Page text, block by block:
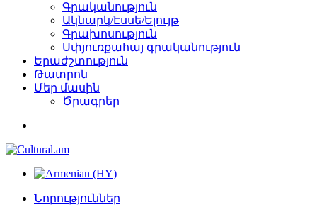
Գրականություն
Ակնարկ/Էսսե/Ելույթ
Գրախոսություն
Սփյուռքահայ գրականություն
Երաժշտություն
Թատրոն
Մեր մասին
Ծրագրեր
Նորություններ